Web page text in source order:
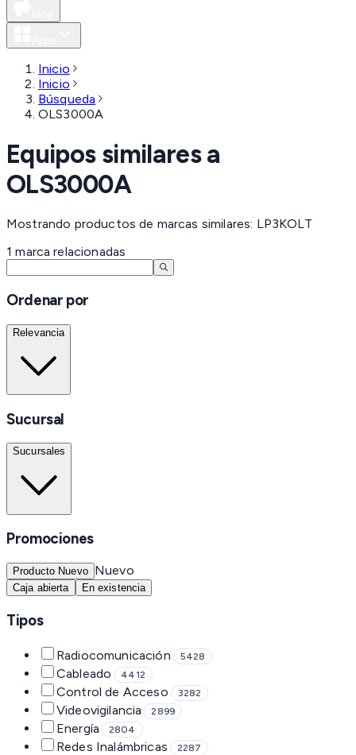
Inicio
Inicio
Búsqueda
OLS3000A
Equipos similares a
OLS3000A
Mostrando productos de marcas similares: LP3KOLT
1 marca relacionadas
Ordenar por
Relevancia
Sucursal
Sucursales
Promociones
Producto Nuevo Nuevo
Caja abierta En existencia
Tipos
Radiocomunicación 5428
Cableado 4412
Control de Acceso 3282
Videovigilancia 2899
Energía 2804
Redes Inalámbricas 2287